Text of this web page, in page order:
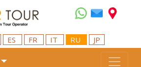
ES FR IT RU JP